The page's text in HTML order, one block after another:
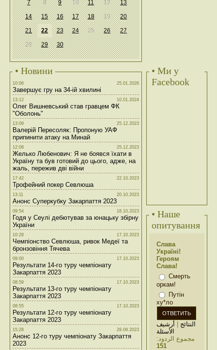
7 8 9 10 11 12 13
14 15 16 17 18 19 20
21 22 23 24 25 26 27
28 29 30
• Новини
10:06 25.01.2026
Завершує гру на 34-ій хвилині
13:12 10.01.2024
Олег Вишневський став гравцем ФК
"Оболонь"
13:09 25.12.2023
Валерій Пересоляк: Пропоную УАФ
припинити атаку на Минай
12:08 25.12.2023
Желько Любенович: Я не боявся їхати в
Україну та був готовий до цього, адже, на
жаль, пережив дві війни
17:42 22.10.2023
Трофейний покер Севлюша
13:11 20.10.2023
Анонс Суперкубку Закарпаття 2023
09:54 18.10.2023
Годя у Сеулі дебютував за юнацьку збірну
України
10:28 17.10.2023
Чемпіонство Севлюша, ривок Медеї та
бронзовіння Тячева
09:00 17.10.2023
Результати 14-го туру чемпіонату
Закарпаття 2023
08:59 17.10.2023
Результати 13-го туру чемпіонату
Закарпаття 2023
08:55 17.10.2023
Результати 12-го туру чемпіонату
Закарпаття 2023
15:28 29.09.2023
Анонс 12-го туру чемпіонату Закарпаття
2023
• Ми у
Facebook
• Наше
опитування
Слава
Україні!
Героям
Слава!
Смерть
оркам!
Путін
ху*ло
النتائج | أرشيف
الأسئلة
مجموع الردود:
151